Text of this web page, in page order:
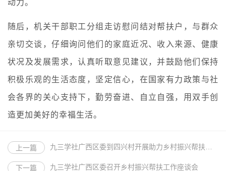
动力。
随后，机关干部职工分组走访慰问结对帮扶户，与群众
亲切交谈，仔细询问他们的家庭近况、收入来源、健康
状况及发展需求，认真听取意见建议，并鼓励他们保持
积极乐观的生活态度，坚定信心，在国家有力政策与社
会各界的关心支持下，勤劳奋进、自立自强，用双手创
造更加美好的幸福生活。
上一篇
下一篇 九三学社广西区委召开乡村振兴帮扶工作座谈会